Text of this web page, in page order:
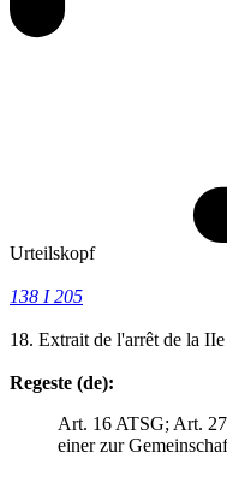
Urteilskopf
138 I 205
18. Extrait de l'arrêt de la
Regeste (de):
Art. 16 ATSG; Art.
einer zur